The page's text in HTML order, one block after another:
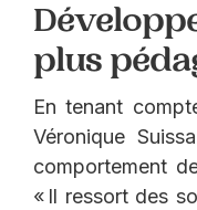
plus
En tenant
Véronique
comportement
« Il ressort des